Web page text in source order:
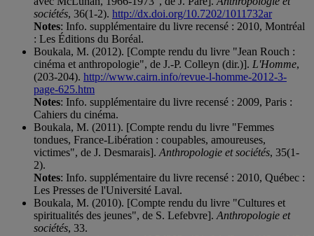
sociétés, 36(1-2). http://dx.doi.org/10.7202/1011732ar
Notes: Info. supplémentaire du livre recensé : 2010, Montréal
: Les Éditions du Boréal.
Boukala, M. (2012). [Compte rendu du livre "Jean Rouch :
cinéma et anthropologie", de J.-P. Colleyn (dir.)]. L'Homme,
(203-204). http://www.cairn.info/revue-l-homme-2012-3-
page-625.htm
Notes: Info. supplémentaire du livre recensé : 2009, Paris :
Cahiers du cinéma.
Boukala, M. (2011). [Compte rendu du livre "Femmes
tondues, France-Libération : coupables, amoureuses,
victimes", de J. Desmarais]. Anthropologie et sociétés, 35(1-
2).
Notes: Info. supplémentaire du livre recensé : 2010, Québec :
Les Presses de l'Université Laval.
Boukala, M. (2010). [Compte rendu du livre "Cultures et
spiritualités des jeunes", de S. Lefebvre]. Anthropologie et
sociétés, 33.